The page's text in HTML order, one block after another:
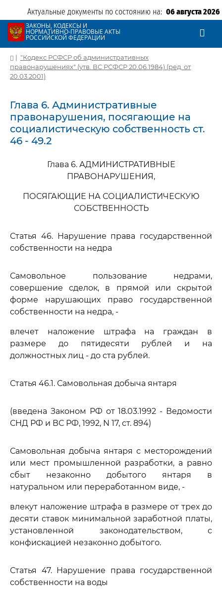
Актуальные документы по состоянию на: 06 августа 2026
ЗАКОНЫ, КОДЕКСЫ И
НОРМАТИВНО-ПРАВОВЫЕ АКТЫ
РОССИЙСКОЙ ФЕДЕРАЦИИ
| "Кодекс РСФСР об административных
правонарушениях" (утв. ВС РСФСР 20.06.1984) (ред. от
20.03.2001)
Глава 6. Административные
правонарушения, посягающие на
социалистическую собственность ст.
46 - 49.2
Глава 6. АДМИНИСТРАТИВНЫЕ
ПРАВОНАРУШЕНИЯ,
ПОСЯГАЮЩИЕ НА СОЦИАЛИСТИЧЕСКУЮ
СОБСТВЕННОСТЬ
Статья 46. Нарушение права государственной
собственности на недра
Самовольное пользование недрами,
совершение сделок, в прямой или скрытой
форме нарушающих право государственной
собственности на недра, -
влечет наложение штрафа на граждан в
размере до пятидесяти рублей и на
должностных лиц - до ста рублей.
Статья 46.1. Самовольная добыча янтаря
(введена Законом РФ от 18.03.1992 - Ведомости
СНД РФ и ВС РФ, 1992, N 17, ст. 894)
Самовольная добыча янтаря с месторождений
или мест промышленной разработки, а равно
сбыт незаконно добытого янтаря в
натуральном или переработанном виде, -
влекут наложение штрафа в размере от трех до
десяти ставок минимальной заработной платы,
установленной законодательством, с
конфискацией незаконно добытого.
Статья 47. Нарушение права государственной
собственности на воды